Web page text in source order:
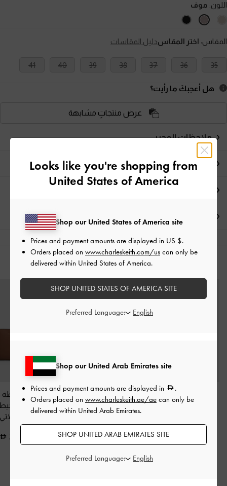
اللون: موف
المقاس: اختر المقاسدليل المقاسات
35
36
37
38
39
40
41
هل أعجبكَ ما رأيت؟
عرض منتجاتٍ مشابهة
ملاحظات المحرر
تفاصيل المنتج وتعليمات العناية
قد يعجبك آيضاً
نظارات شمسية بإطار
دائري
400.00
حذاء ميول أردن بمقدمة
مدببة وكعب متموج
375.00
إيفرلي -
بسحاب
200.00
Looks like you're shopping from
United States of America
Shop our United Arab Emirates site
Prices and payment amounts are displayed in
.
Orders placed on www.charleskeith.ae/ae can only be
delivered within United Arab Emirates.
SHOP UNITED ARAB EMIRATES SITE
Preferred Language:
Shop our United States of America site
Prices and payment amounts are displayed in US $.
Orders placed on www.charleskeith.com/us can only be
delivered within United States of America.
SHOP UNITED STATES OF AMERICA SITE
Preferred Language: